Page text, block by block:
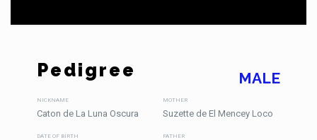
MALE
NICKNAME
Caton de La Luna Oscura
DATE OF BIRTH
MOTHER
Suzette de El Mencey Loco
FATHER
Pedigree